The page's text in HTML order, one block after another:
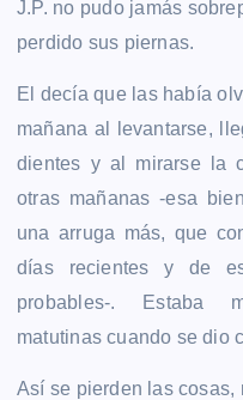
J.P. no pudo jamás
perdido sus piernas.
El decía que las había
mañana al levantarse,
dientes y al mirarse la
otras mañanas -esa
una arruga más, que
días recientes y de
probables-. Estaba
matutinas cuando se dio
Así se pierden las cosas,